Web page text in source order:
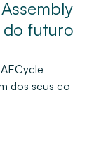
do futuro
dos seus co-